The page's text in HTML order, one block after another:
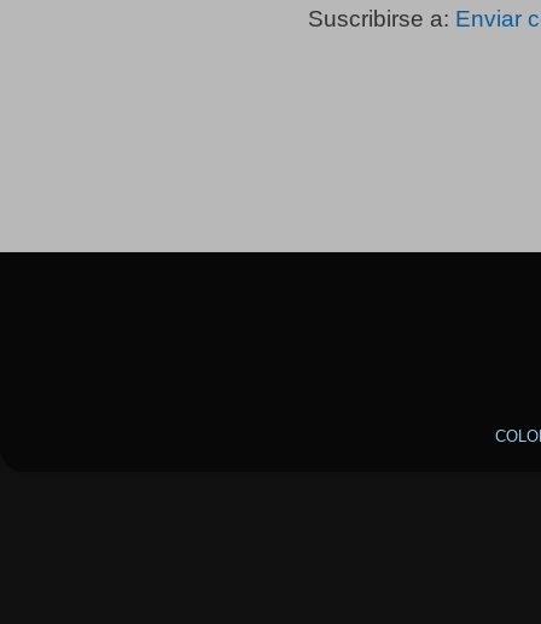
Suscribirse a: Enviar